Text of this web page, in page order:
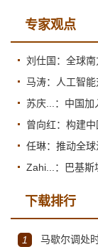
专家观点
刘仕国：全球
马涛：人工智
苏庆...：中国加
曾向红：构建
Zahi...：巴基斯
下载排行
1 马歇尔调处时